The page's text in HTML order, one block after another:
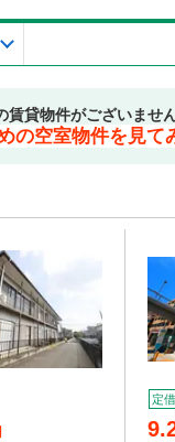
貸物件がございません
の空室物件を見て
定借